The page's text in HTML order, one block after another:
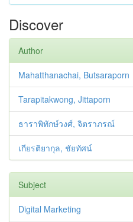
Discover
Author
Mahatthanachai, Butsaraporn
Tarapitakwong, Jittaporn
ธาราพิทักษ์วงศ์, จิตราภรณ์
เกียรติยากุล, ชัยทัศน์
Subject
Digital Marketing